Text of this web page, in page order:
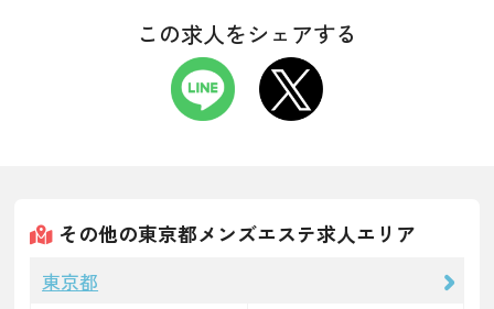
この求人をシェアする
その他の東京都メンズエステ求人エリア
東京都